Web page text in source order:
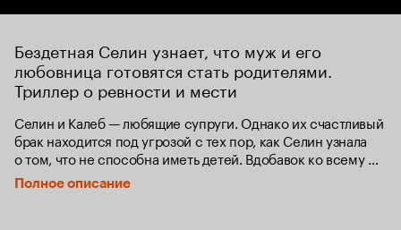
Бездетная Селин узнает, что муж и его
любовница готовятся стать родителями.
Триллер о ревности и мести
Селин и Калеб — любящие супруги. Однако их счастливый
брак находится под угрозой с тех пор, как Селин узнала
о том, что не способна иметь детей. Вдобавок ко всему
ей сообщают, что у Калеба роман на стороне, а самое
главное — любовница Фиона ждёт от него ребёнка. Так как
Полное описание